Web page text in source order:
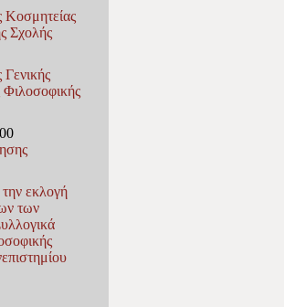
Κοσμητείας
Σχολής
εκλογή
των